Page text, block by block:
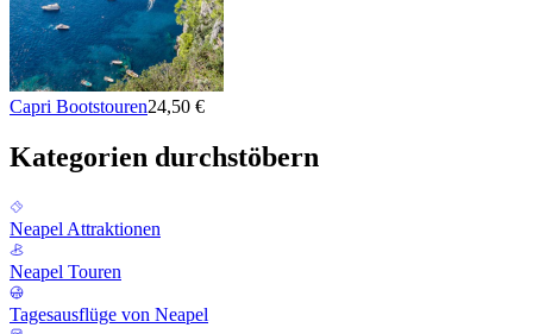
Capri Bootstouren24,50 €
Kategorien durchstöbern
Neapel Attraktionen
Neapel Touren
Tagesausflüge von Neapel